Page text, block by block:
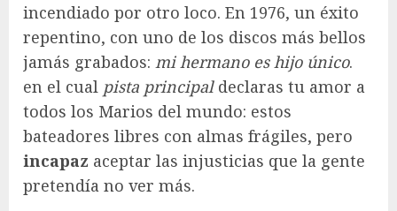
incendiado por otro loco. En 1976, un éxito
repentino, con uno de los discos más bellos
jamás grabados: mi hermano es hijo único.
en el cual pista principaldeclaras tu amor a
todos los Marios del mundo: estos
bateadores libres con almas frágiles, pero
incapaz aceptar las injusticias que la gente
pretendía no ver más.